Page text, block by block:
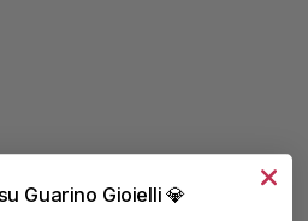
da Tasca
Multifunzione
Guarino Gioielli 💎